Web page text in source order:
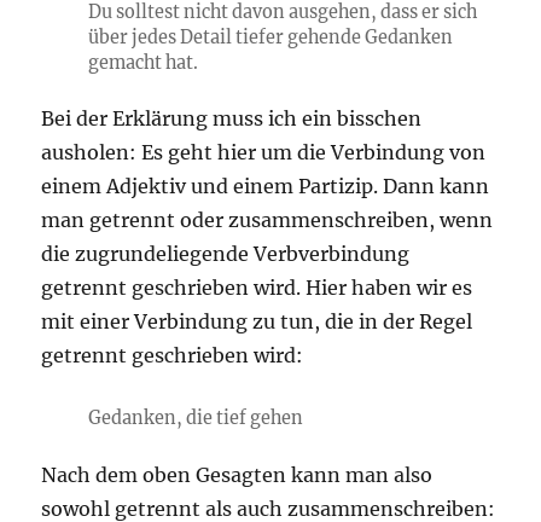
Du solltest nicht davon ausgehen, dass er sich
über jedes Detail tiefer gehende Gedanken
gemacht hat.
Bei der Erklärung muss ich ein bisschen
ausholen: Es geht hier um die Verbindung von
einem Adjektiv und einem Partizip. Dann kann
man getrennt oder zusammenschreiben, wenn
die zugrundeliegende Verbverbindung
getrennt geschrieben wird. Hier haben wir es
mit einer Verbindung zu tun, die in der Regel
getrennt geschrieben wird:
Gedanken, die tief gehen
Nach dem oben Gesagten kann man also
sowohl getrennt als auch zusammenschreiben: